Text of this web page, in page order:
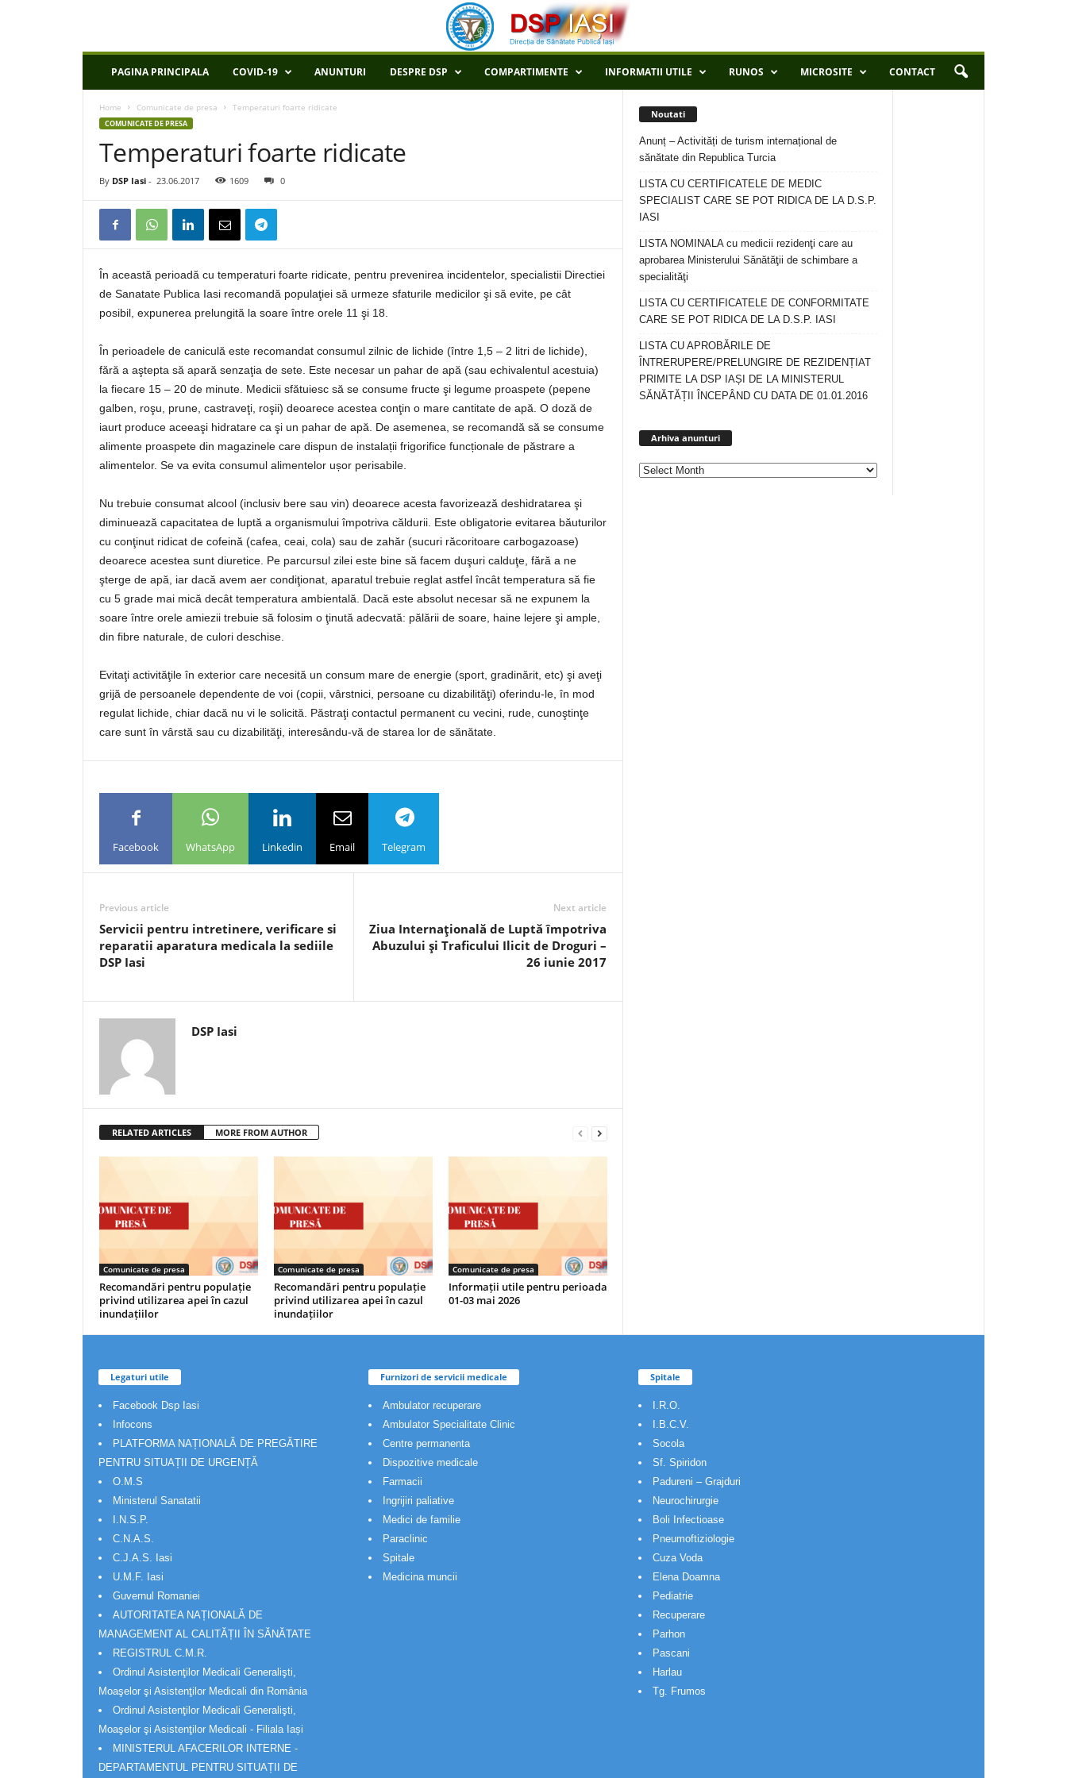
P
PAGINA PRINCIPALA COVID-19 ANUNTURI DESPRE DSP COMPARTIMENTE INFORMATII UTILE RUNOS MICROSITE CONTACT
Home Comunicate de presa Temperaturi foarte ridicate
COMUNICATE DE PRESA
Temperaturi foarte ridicate
By DSP Iasi - 23.06.2017 1609 0
În această perioadă cu temperaturi foarte ridicate, pentru prevenirea incidentelor, specialistii Directiei
de Sanatate Publica Iasi recomandă populaţiei să urmeze sfaturile medicilor şi să evite, pe cât
posibil, expunerea prelungită la soare între orele 11 şi 18.
În perioadele de caniculă este recomandat consumul zilnic de lichide (între 1,5 – 2 litri de lichide),
fără a aştepta să apară senzaţia de sete. Este necesar un pahar de apă (sau echivalentul acestuia)
la fiecare 15 – 20 de minute. Medicii sfătuiesc să se consume fructe şi legume proaspete (pepene
galben, roşu, prune, castraveţi, roşii) deoarece acestea conţin o mare cantitate de apă. O doză de
iaurt produce aceeaşi hidratare ca şi un pahar de apă. De asemenea, se recomandă să se consume
alimente proaspete din magazinele care dispun de instalații frigorifice funcționale de păstrare a
alimentelor. Se va evita consumul alimentelor ușor perisabile.
Nu trebuie consumat alcool (inclusiv bere sau vin) deoarece acesta favorizează deshidratarea şi
diminuează capacitatea de luptă a organismului împotriva căldurii. Este obligatorie evitarea băuturilor
cu conţinut ridicat de cofeină (cafea, ceai, cola) sau de zahăr (sucuri răcoritoare carbogazoase)
deoarece acestea sunt diuretice. Pe parcursul zilei este bine să facem duşuri calduţe, fără a ne
şterge de apă, iar dacă avem aer condiţionat, aparatul trebuie reglat astfel încât temperatura să fie
cu 5 grade mai mică decât temperatura ambientală. Dacă este absolut necesar să ne expunem la
soare între orele amiezii trebuie să folosim o ţinută adecvată: pălării de soare, haine lejere şi ample,
din fibre naturale, de culori deschise.
Evitaţi activităţile în exterior care necesită un consum mare de energie (sport, gradinărit, etc) şi aveţi
grijă de persoanele dependente de voi (copii, vârstnici, persoane cu dizabilităţi) oferindu-le, în mod
regulat lichide, chiar dacă nu vi le solicită. Păstraţi contactul permanent cu vecini, rude, cunoştinţe
care sunt în vârstă sau cu dizabilităţi, interesându-vă de starea lor de sănătate.
Facebook WhatsApp Linkedin Email Telegram
Previous article
Servicii pentru intretinere, verificare si
reparatii aparatura medicala la sediile
DSP Iasi
Next article
Ziua Internaţională de Luptă împotriva
Abuzului şi Traficului Ilicit de Droguri –
26 iunie 2017
DSP Iasi
RELATED ARTICLES MORE FROM AUTHOR
Comunicate de presa
Recomandări pentru populație
privind utilizarea apei în cazul
inundațiilor
Comunicate de presa
Recomandări pentru populație
privind utilizarea apei în cazul
inundațiilor
Comunicate de presa
Informații utile pentru perioada
01-03 mai 2026
Noutati
Anunț – Activități de turism internațional de
sănătate din Republica Turcia
LISTA CU CERTIFICATELE DE MEDIC
SPECIALIST CARE SE POT RIDICA DE LA D.S.P.
IASI
LISTA NOMINALA cu medicii rezidenţi care au
aprobarea Ministerului Sănătăţii de schimbare a
specialităţi
LISTA CU CERTIFICATELE DE CONFORMITATE
CARE SE POT RIDICA DE LA D.S.P. IASI
LISTA CU APROBĂRILE DE
ÎNTRERUPERE/PRELUNGIRE DE REZIDENȚIAT
PRIMITE LA DSP IAȘI DE LA MINISTERUL
SĂNĂTĂȚII ÎNCEPÂND CU DATA DE 01.01.2016
Arhiva anunturi
Legaturi utile
Facebook Dsp Iasi
Infocons
PLATFORMA NAȚIONALĂ DE PREGĂTIRE
PENTRU SITUAȚII DE URGENȚĂ
O.M.S
Ministerul Sanatatii
I.N.S.P.
C.N.A.S.
C.J.A.S. Iasi
U.M.F. Iasi
Guvernul Romaniei
AUTORITATEA NAȚIONALĂ DE
MANAGEMENT AL CALITĂȚII ÎN SĂNĂTATE
REGISTRUL C.M.R.
Ordinul Asistenţilor Medicali Generalişti,
Moaşelor şi Asistenţilor Medicali din România
Ordinul Asistenţilor Medicali Generalişti,
Moaşelor şi Asistenţilor Medicali - Filiala Iași
MINISTERUL AFACERILOR INTERNE -
DEPARTAMENTUL PENTRU SITUAȚII DE
Furnizori de servicii medicale
Ambulator recuperare
Ambulator Specialitate Clinic
Centre permanenta
Dispozitive medicale
Farmacii
Ingrijiri paliative
Medici de familie
Paraclinic
Spitale
Medicina muncii
Spitale
I.R.O.
I.B.C.V.
Socola
Sf. Spiridon
Padureni – Grajduri
Neurochirurgie
Boli Infectioase
Pneumoftiziologie
Cuza Voda
Elena Doamna
Pediatrie
Recuperare
Parhon
Pascani
Harlau
Tg. Frumos